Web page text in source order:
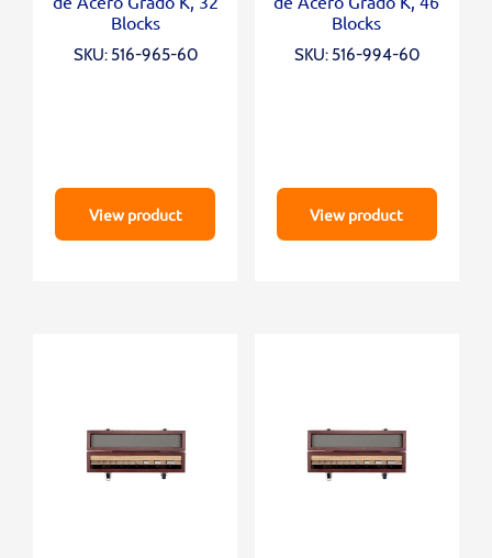
Blocks
SKU: 516-965-60
View product
Blocks
SKU: 516-994-60
View product